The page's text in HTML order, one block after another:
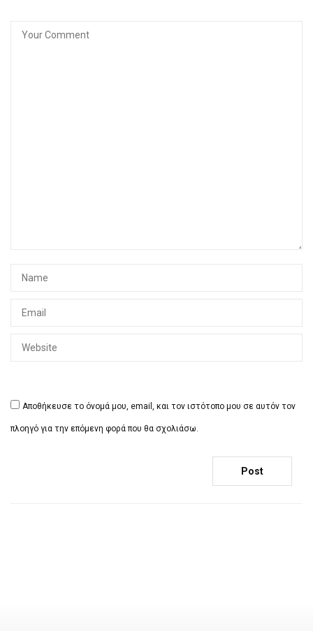
Αποθήκευσε το όνομά μου, email, και τον ιστότοπο μου σε αυτόν τον
πλοηγό για την επόμενη φορά που θα σχολιάσω.